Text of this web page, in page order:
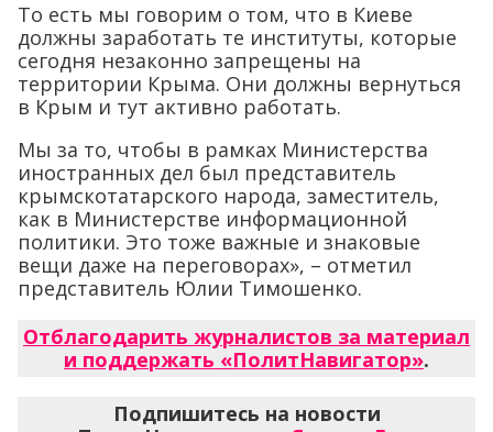
То есть мы говорим о том, что в Киеве
должны заработать те институты, которые
сегодня незаконно запрещены на
территории Крыма. Они должны вернуться
в Крым и тут активно работать.
Мы за то, чтобы в рамках Министерства
иностранных дел был представитель
крымскотатарского народа, заместитель,
как в Министерстве информационной
политики. Это тоже важные и знаковые
вещи даже на переговорах», – отметил
представитель Юлии Тимошенко.
Отблагодарить журналистов за материал
и поддержать «ПолитНавигатор».
Подпишитесь на новости